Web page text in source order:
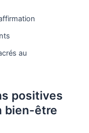
au
positives
bien-être